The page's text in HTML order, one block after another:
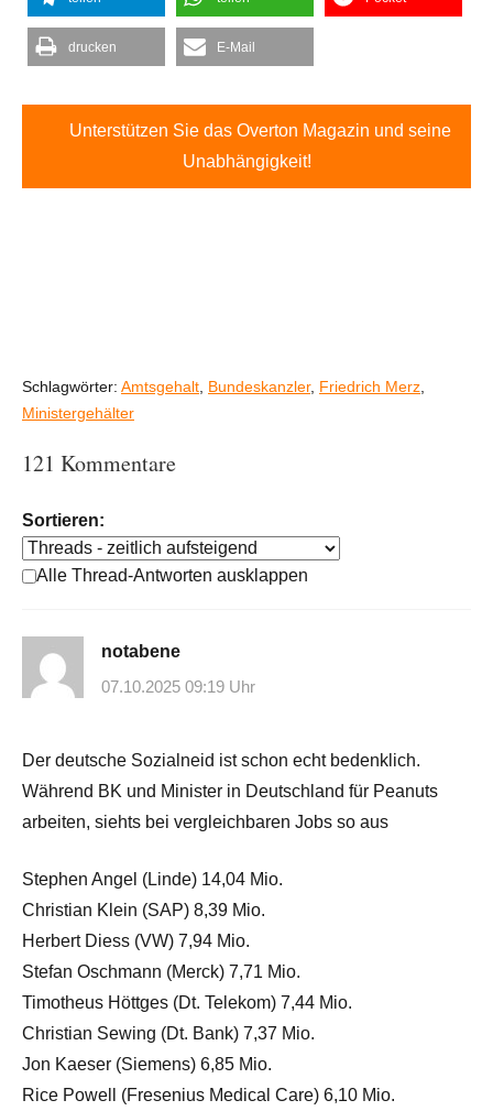
drucken E-Mail
Unterstützen Sie das Overton Magazin und seine
Unabhängigkeit!
Schlagwörter: Amtsgehalt, Bundeskanzler, Friedrich Merz,
Ministergehälter
121 Kommentare
Sortieren:
Alle Thread-Antworten ausklappen
notabene
07.10.2025 09:19 Uhr
Der deutsche Sozialneid ist schon echt bedenklich.
Während BK und Minister in Deutschland für Peanuts
arbeiten, siehts bei vergleichbaren Jobs so aus
Stephen Angel (Linde) 14,04 Mio.
Christian Klein (SAP) 8,39 Mio.
Herbert Diess (VW) 7,94 Mio.
Stefan Oschmann (Merck) 7,71 Mio.
Timotheus Höttges (Dt. Telekom) 7,44 Mio.
Christian Sewing (Dt. Bank) 7,37 Mio.
Jon Kaeser (Siemens) 6,85 Mio.
Rice Powell (Fresenius Medical Care) 6,10 Mio.